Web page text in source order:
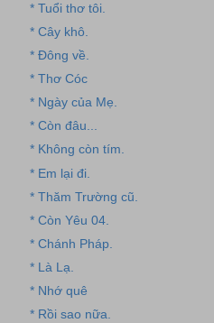
* Tuổi thơ tôi.
* Cây khô.
* Đông về.
* Thơ Cóc
* Ngày của Mẹ.
* Còn đâu...
* Không còn tím.
* Em lại đi.
* Thăm Trường cũ.
* Còn Yêu 04.
* Chánh Pháp.
* Là Lạ.
* Nhớ quê
* Rồi sao nữa.